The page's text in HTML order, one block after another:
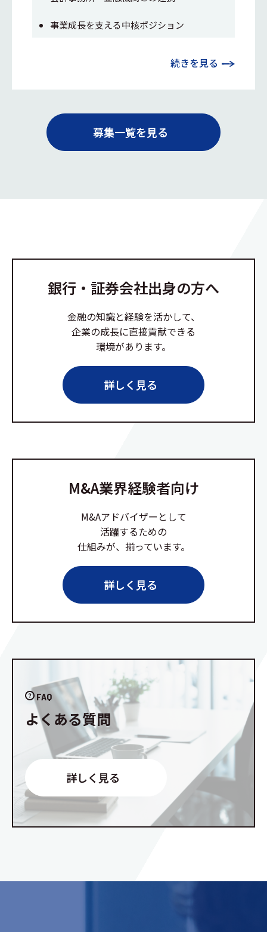
事業成長を支える中核ポジション
続きを見る
募集一覧を見る
銀行・証券会社出身の方へ
金融の知識と経験を活かして、
企業の成長に直接貢献できる
環境があります。
詳しく見る
M&A業界経験者向け
M&Aアドバイザーとして
活躍するための
仕組みが、揃っています。
詳しく見る
FAQ
よくある質問
詳しく見る